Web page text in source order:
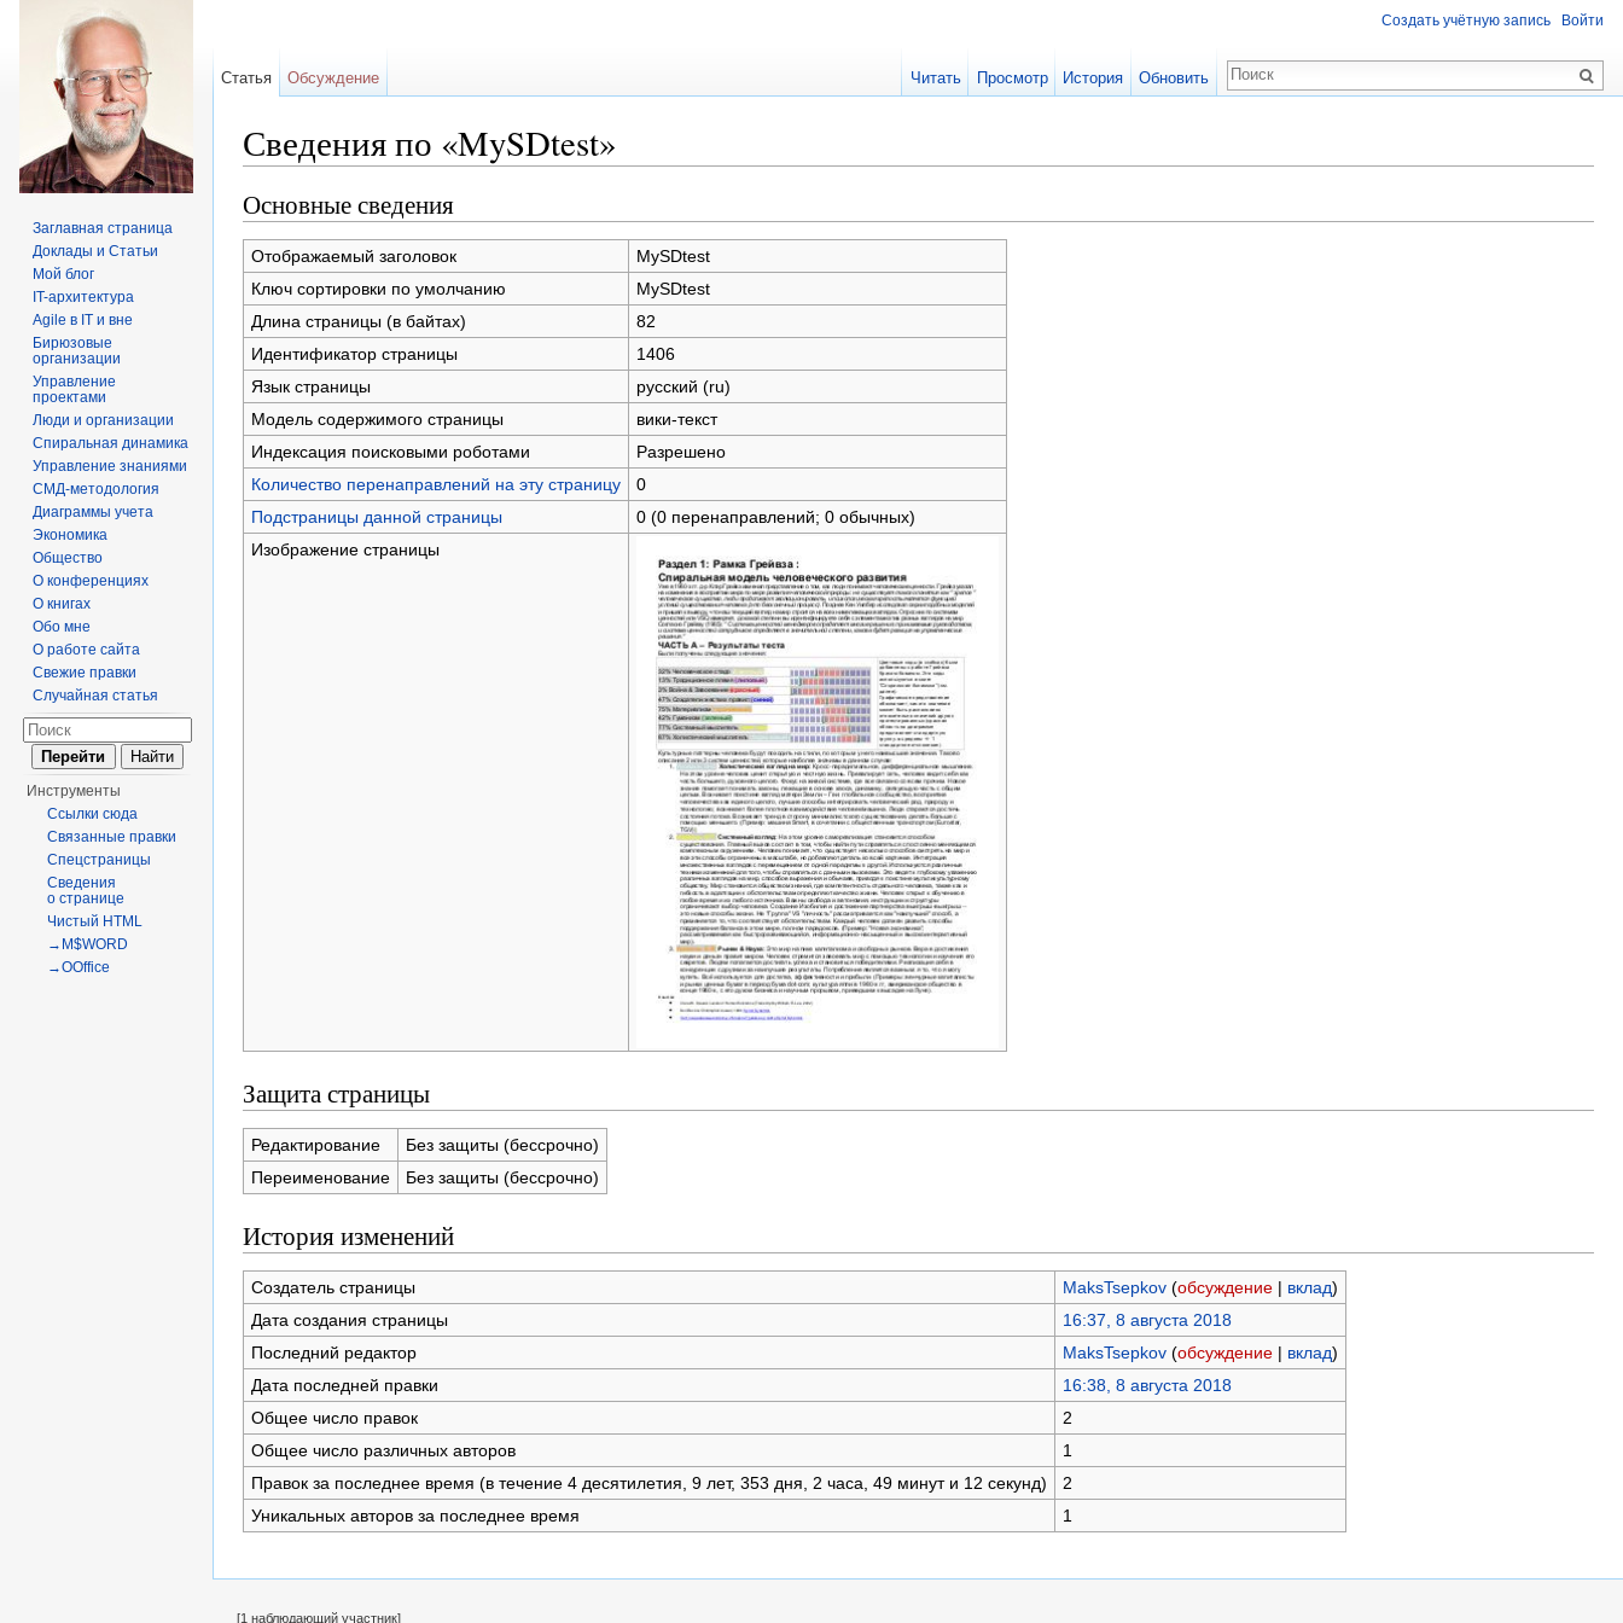
Сведения по «MySDtest»
Основные сведения
Отображаемый заголовок
MySDtest
Ключ сортировки по умолчанию
MySDtest
Длина страницы (в байтах)
82
Идентификатор страницы
1406
Язык страницы
русский (ru)
Модель содержимого страницы
вики-текст
Индексация поисковыми роботами
Разрешено
Количество перенаправлений на эту страницу
0
Подстраницы данной страницы
0 (0 перенаправлений; 0 обычных)
Изображение страницы
Защита страницы
Редактирование
Без защиты (бессрочно)
Переименование
Без защиты (бессрочно)
История изменений
Создатель страницы MaksTsepkov (обсуждение| вклад)
Дата создания страницы
16:37, 8 августа 2018
Последний редактор
MaksTsepkov (обсуждение| вклад)
Дата последней правки
16:38, 8 августа 2018
Общее число правок
2
Общее число различных авторов
1
Правок за последнее время (в течение 4 десятилетия, 9 лет, 353 дня, 2 часа, 49 минут и 12 секунд)
2
Уникальных авторов за последнее время
1
Создать учётную запись Войти
Статья Обсуждение Читать Просмотр История Обновить
Заглавная страница
Доклады и Статьи
Мой блог
IT-архитектура
Agile в IT и вне
Бирюзовые
организации
Управление
проектами
Люди и организации
Спиральная динамика
Управление знаниями
СМД-методология
Диаграммы учета
Экономика
Общество
О конференциях
О книгах
Обо мне
О работе сайта
Свежие правки
Случайная статья
Инструменты
Ссылки сюда
Связанные правки
Спецстраницы
Сведения
о странице
Чистый HTML
→M$WORD
→OOffice
[1 наблюдающий участник]